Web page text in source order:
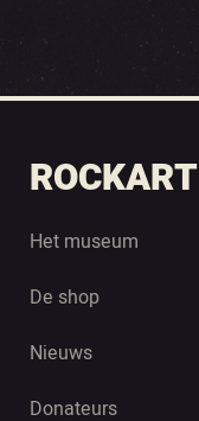
ROCKART
Het museum
De shop
Nieuws
Donateurs